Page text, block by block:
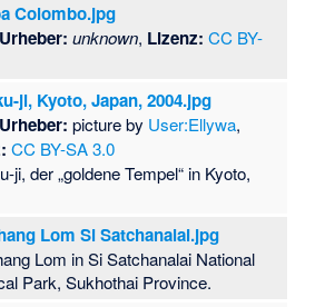
Colombo.jpg
unknown, Lizenz: CC BY-
ji, Kyoto, Japan, 2004.jpg
picture by User:Ellywa,
CC BY-SA 3.0
ji, der „goldene Tempel“ in Kyoto,
Lom Si Satchanalai.jpg
Lom in Si Satchanalai National
Park, Sukhothai Province.